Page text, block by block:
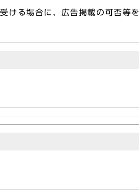
ける場合に、広告掲載の可否等を